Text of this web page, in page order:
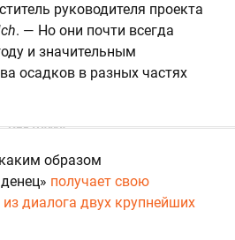
руководителя проекта
. — Но они почти всегда
и значительным
осадков в разных частях
образом
получает свою
диалога двух крупнейших